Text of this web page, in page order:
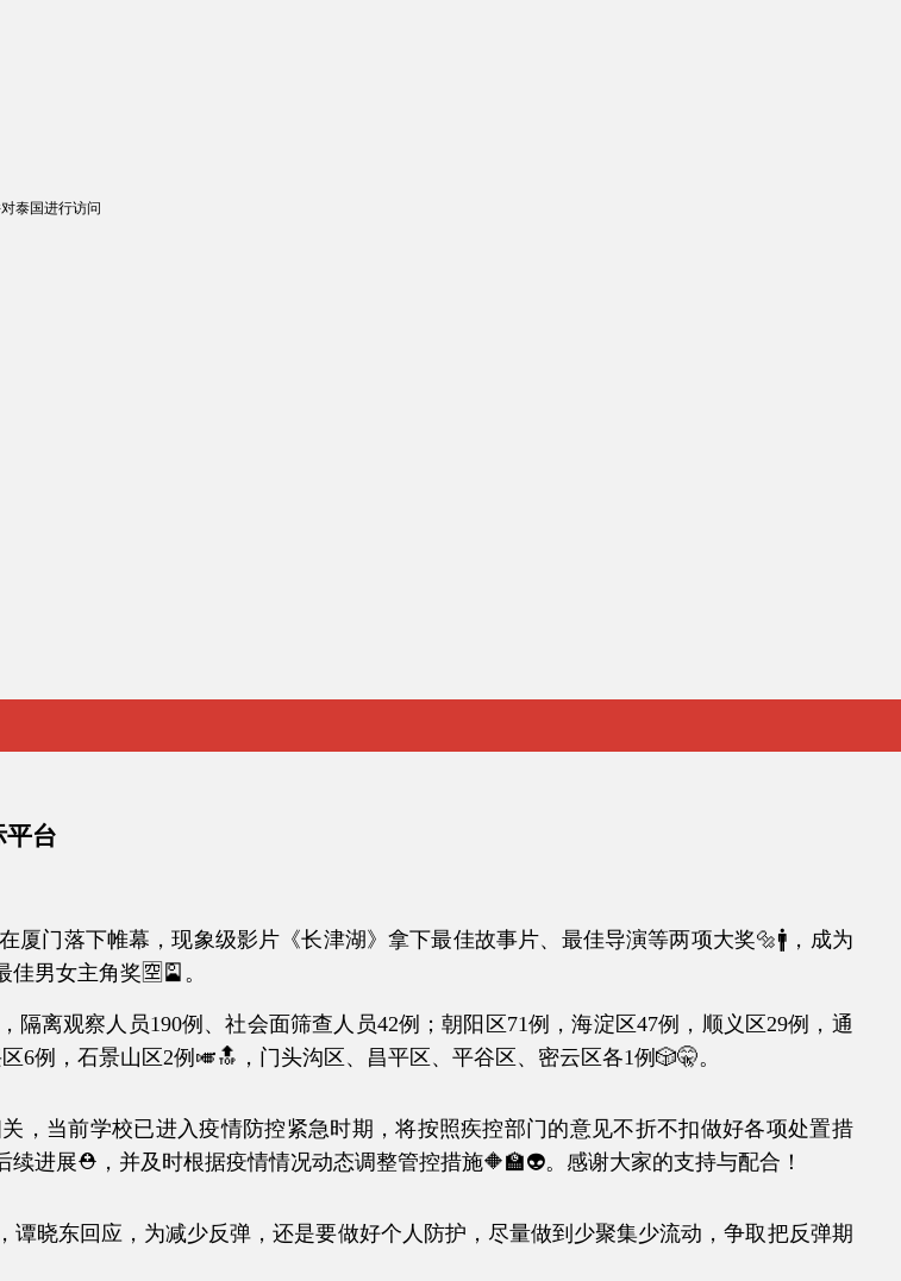
泰国进行访问
平台
门落下帷幕，现象级影片《长津湖》拿下最佳故事片、最佳导演等两项大奖🔩🚹，成为
男女主角奖🈳🎴。
观察人员190例、社会面筛查人员42例；朝阳区71例，海淀区47例，顺义区29例，通
6例，石景山区2例🎺🔝，门头沟区、昌平区、平谷区、密云区各1例🎲🤫。
前学校已进入疫情防控紧急时期，将按照疾控部门的意见不折不扣做好各项处置措
进展⛑，并及时根据疫情情况动态调整管控措施🔶🏫👽。感谢大家的支持与配合！
回应，为减少反弹，还是要做好个人防护，尽量做到少聚集少流动，争取把反弹期